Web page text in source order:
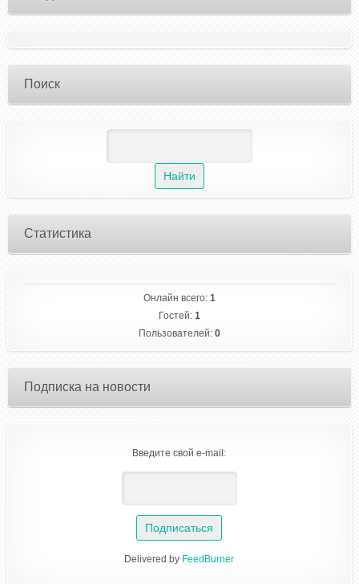
Поиск
Статистика
Онлайн всего: 1
Гостей: 1
Пользователей: 0
Подписка на новости
Введите свой e-mail:
Delivered by FeedBurner